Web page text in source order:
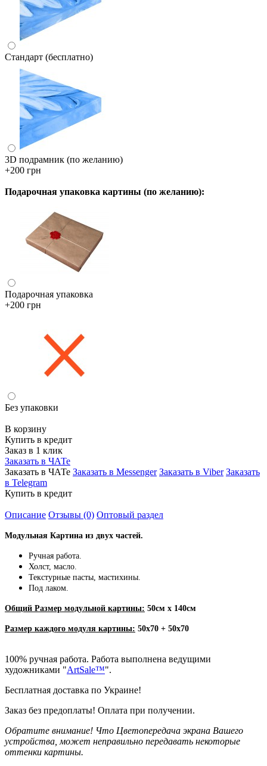
Стандарт (бесплатно)
3D подрамник (по желанию)
+200 грн
Подарочная упаковка картины (по желанию):
Подарочная упаковка
+200 грн
Без упаковки
В корзину
Купить в кредит
Заказ в 1 клик
Заказать в ЧАТе
Заказать в ЧАТе Заказать в Messenger Заказать в Viber Заказать
в Telegram
Купить в кредит
Описание Отзывы (0) Оптовый раздел
Модульная Картина из двух частей.
Ручная работа.
Холст, масло.
Текстурные пасты, мастихины.
Под лаком.
Общий Размер модульной картины: 50см х 140см
Размер каждого модуля картины: 50х70 + 50х70
100% ручная работа. Работа выполнена ведущими
художниками "ArtSale™".
Бесплатная доставка по Украине!
Заказ без предоплаты! Оплата при получении.
Обратите внимание! Что Цветопередача экрана Вашего
устройства, может неправильно передавать некоторые
оттенки картины.